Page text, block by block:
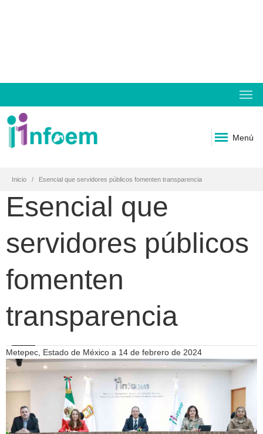
Menú
Inicio Esencial que servidores públicos fomenten transparencia
Esencial que
servidores públicos
fomenten
transparencia
Metepec, Estado de México a 14 de febrero de 2024